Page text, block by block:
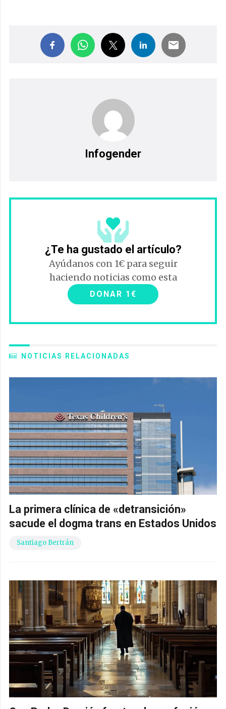
Infogender
¿Te ha gustado el artículo?
Ayúdanos con 1€ para seguir
haciendo noticias como esta
DONAR 1€
NOTICIAS RELACIONADAS
La primera clínica de «detransición»
sacude el dogma trans en Estados Unidos
Santiago Bertrán